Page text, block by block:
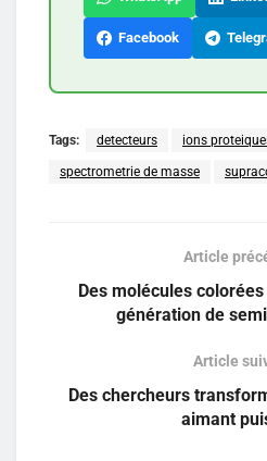
Facebook
Tags: detecteurs ions
spectrometrie de masse
Article
Des molécules
génération de
Article
Des chercheurs
aimant